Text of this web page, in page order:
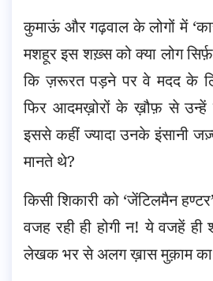
कुमाऊं और गढ़वाल के लोगों में
मशहूर इस शख़्स को क्या लोग
कि ज़रूरत पड़ने पर वे मदद के
फिर आदमख़ोरों के ख़ौफ़ से उन्हें
इससे कहीं ज्यादा उनके इंसानी
मानते थे?
किसी शिकारी को ‘जेंटिलमैन
वजह रही ही होगी न! ये वजहें ही
लेखक भर से अलग ख़ास मुक़ाम का